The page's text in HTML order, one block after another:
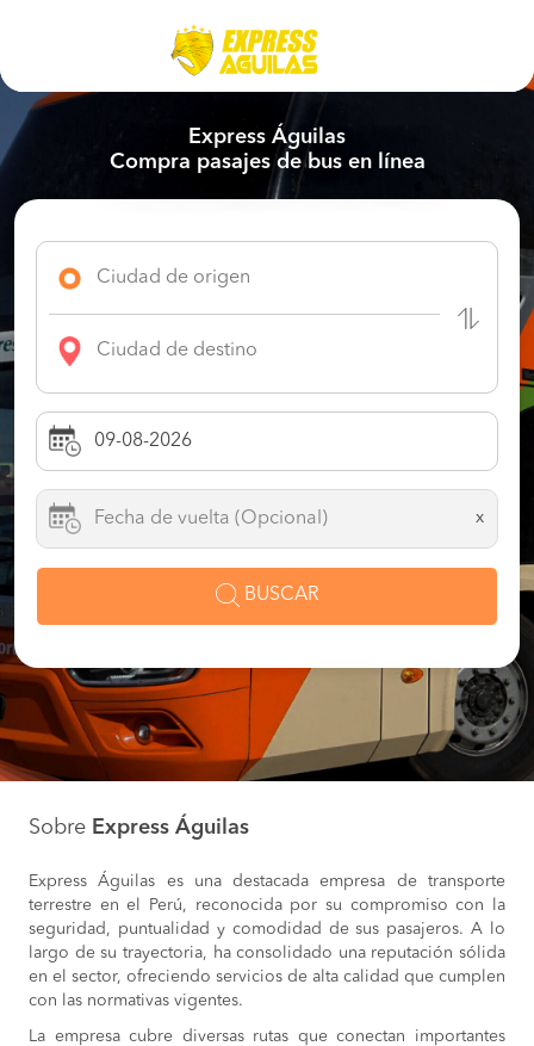
Express Águilas
Compra pasajes de bus en línea
x
BUSCAR
Sobre Express Águilas
Express Águilas es una destacada empresa de transporte
terrestre en el Perú, reconocida por su compromiso con la
seguridad, puntualidad y comodidad de sus pasajeros. A lo
largo de su trayectoria, ha consolidado una reputación sólida
en el sector, ofreciendo servicios de alta calidad que cumplen
con las normativas vigentes.
La empresa cubre diversas rutas que conectan importantes